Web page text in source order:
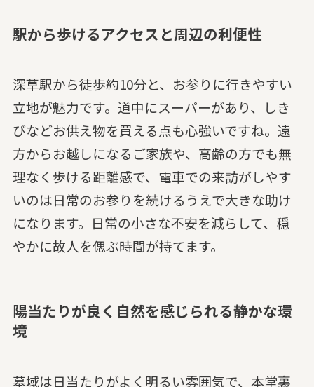
駅から歩けるアクセスと周辺の利便性
深草駅から徒歩約10分と、お参りに行きやすい
立地が魅力です。道中にスーパーがあり、しき
びなどお供え物を買える点も心強いですね。遠
方からお越しになるご家族や、高齢の方でも無
理なく歩ける距離感で、電車での来訪がしやす
いのは日常のお参りを続けるうえで大きな助け
になります。日常の小さな不安を減らして、穏
やかに故人を偲ぶ時間が持てます。
陽当たりが良く自然を感じられる静かな環
境
墓域は日当たりがよく明るい雰囲気で、本堂裏